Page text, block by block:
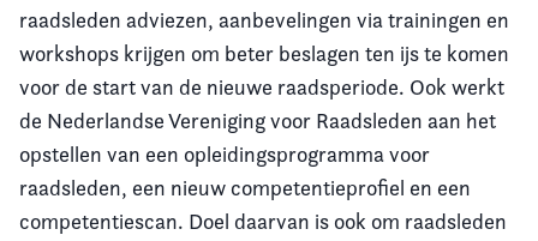
raadsleden adviezen, aanbevelingen via trainingen en
workshops krijgen om beter beslagen ten ijs te komen
voor de start van de nieuwe raadsperiode. Ook werkt
de Nederlandse Vereniging voor Raadsleden aan het
opstellen van een opleidingsprogramma voor
raadsleden, een nieuw competentieprofiel en een
competentiescan. Doel daarvan is ook om raadsleden